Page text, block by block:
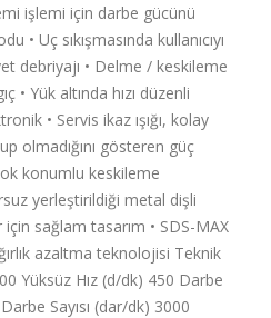
işlemi için darbe gücünü
• Uç sıkışmasında kullanıcıyı
debriyajı • Delme / keskileme
• Yük altında hızı düzenli
• Servis ikaz ışığı, kolay
olmadığını gösteren güç
konumlu keskileme
yerleştirildiği metal dişli
sağlam tasarım • SDS-MAX
azaltma teknolojisi Teknik
Yüksüz Hız (d/dk) 450 Darbe
Sayısı (dar/dk) 3000